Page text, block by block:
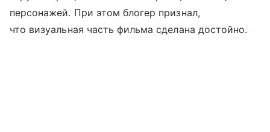
персонажей. При этом блогер признал,
что визуальная часть фильма сделана достойно.